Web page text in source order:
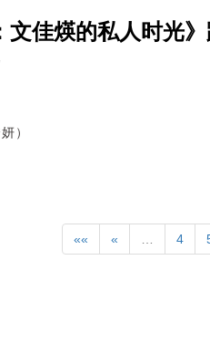
文佳煐的私人时光
）
«« « … 4